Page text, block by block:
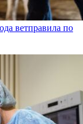
ветправила по